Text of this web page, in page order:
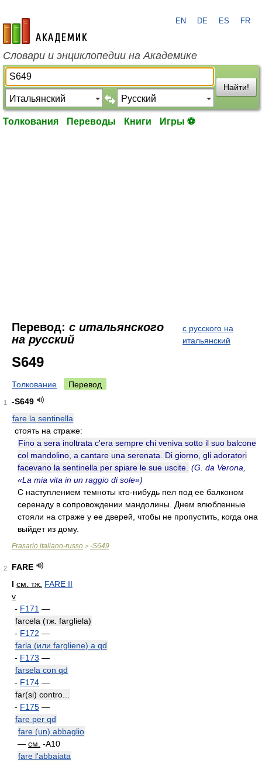
academic.ru
EN DE ES FR
Словари и энциклопедии на Академике
Найти!
Толкования Переводы Книги Игры ⚽
Перевод: с итальянского
на русский
с русского на
итальянский
S649
Толкование Перевод
1
-S649
fare la sentinella
стоять на страже:
Fino a sera inoltrata c'era sempre chi veniva sotto il suo balcone
col mandolino, a cantare una serenata. Di giorno, gli adoratori
facevano la sentinella per spiare le sue uscite. (G. da Verona,
«La mia vita in un raggio di sole»)
С наступлением темноты кто-нибудь пел под ее балконом
серенаду в сопровождении мандолины. Днем влюбленные
стояли на страже у ее дверей, чтобы не пропустить, когда она
выйдет из дому.
Frasario italiano-russo > -S649
2
FARE
I см. тж. FARE II
v
- F171 —
farcela (тж. fargliela)
- F172 —
farla (или fargliene) a qd
- F173 —
farsela con qd
- F174 —
far(si) contro...
- F175 —
fare per qd
fare (un) abbaglio
— см. -A10
fare l'abbaiata